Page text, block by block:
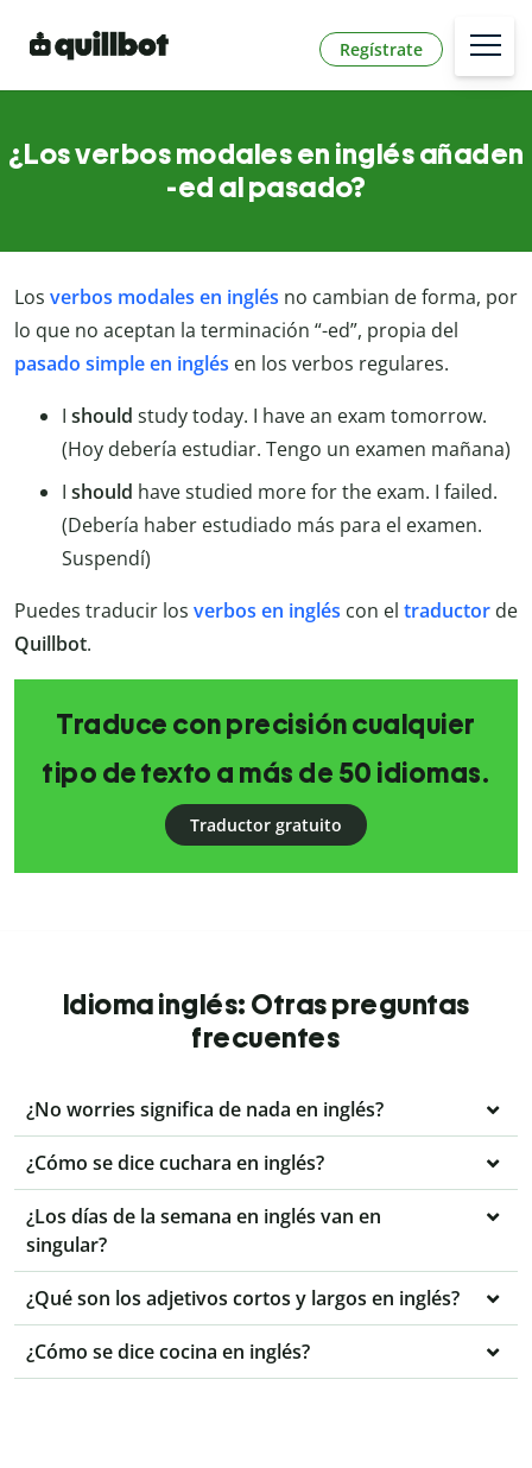
Regístrate
¿Los verbos modales en inglés añaden
-ed al pasado?
Los verbos modales en inglés no cambian de forma, por
lo que no aceptan la terminación “-ed”, propia del
pasado simple en inglés en los verbos regulares.
I should study today. I have an exam tomorrow.
(Hoy debería estudiar. Tengo un examen mañana)
I should have studied more for the exam. I failed.
(Debería haber estudiado más para el examen.
Suspendí)
Puedes traducir los verbos en inglés con el traductor de
Quillbot.
Traduce con precisión cualquier
tipo de texto a más de 50 idiomas.
Traductor gratuito
Idioma inglés: Otras preguntas
frecuentes
¿No worries significa de nada en inglés?
¿Cómo se dice cuchara en inglés?
¿Los días de la semana en inglés van en
singular?
¿Qué son los adjetivos cortos y largos en inglés?
¿Cómo se dice cocina en inglés?